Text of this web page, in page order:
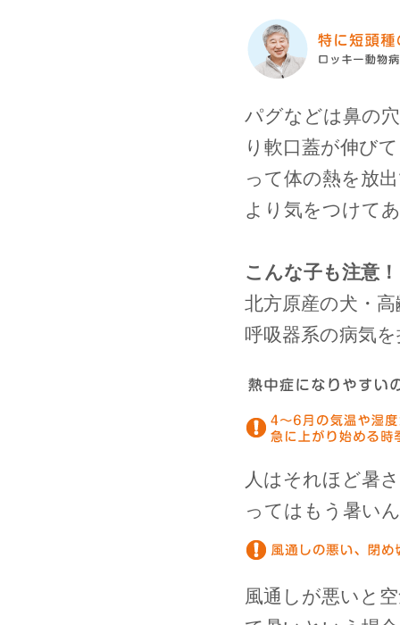
パグなどは鼻の
り軟口蓋が伸び
って体の熱を放
より気をつけて
こんな子も注意！
北方原産の犬・
呼吸器系の病気
人はそれほど暑
ってはもう暑い
風通しが悪いと